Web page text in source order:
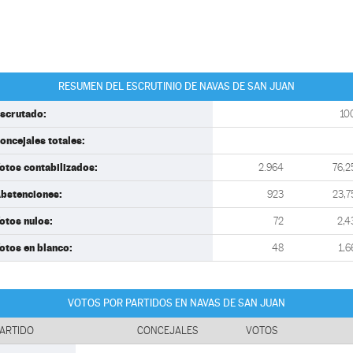
RESUMEN DEL ESCRUTINIO DE NAVAS DE SAN JUAN
totales:
contabilizados: 2.964
923
nulos: 72
en blanco: 48
VOTOS POR PARTIDOS EN NAVAS DE SAN JUAN
CONCEJALES VOTOS